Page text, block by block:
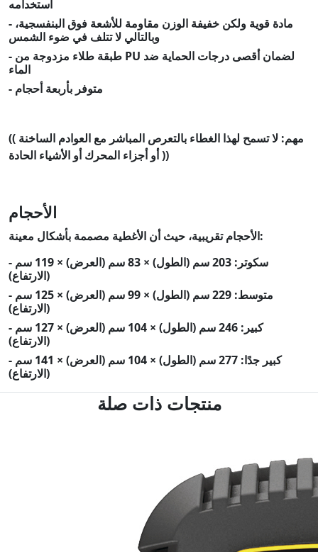
- مادة قوية ولكن خفيفة الوزن مقاومة للأشعة فوق البنفسجية،
- طبقة طلاء مزدوجة من PU لضمان أقصى درجات الحماية ضد
(( مهم: لا تسمح لهذا الغطاء بالتعرص المباشر مع العوادم الساخنة
أو أجزاء المحرك أو الأشياء الحادة ))
الأحجام تقريبية، حيث أن الأغطية مصممة بأشكال معينة:
- سكوتر: 203 سم (الطول) × 83 سم (العرض) × 119 سم
- متوسط: 229 سم (الطول) × 99 سم (العرض) × 125 سم
- كبير: 246 سم (الطول) × 104 سم (العرض) × 127 سم
- كبير جدًا: 277 سم (الطول) × 104 سم (العرض) × 141 سم
(الارتفاع)
منتجات ذات صلة